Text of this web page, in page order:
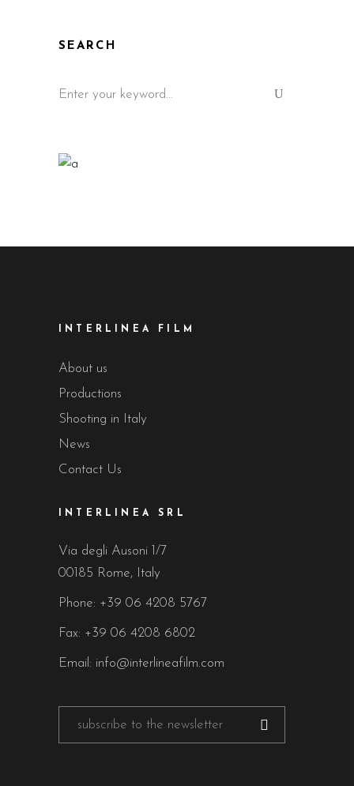
SEARCH
for:
INTERLINEA FILM
About us
Productions
Shooting in Italy
News
Contact Us
INTERLINEA SRL
Via degli Ausoni 1/7
00185 Rome, Italy
Phone: +39 06 4208 5767
Fax: +39 06 4208 6802
Email: info@interlineafilm.com